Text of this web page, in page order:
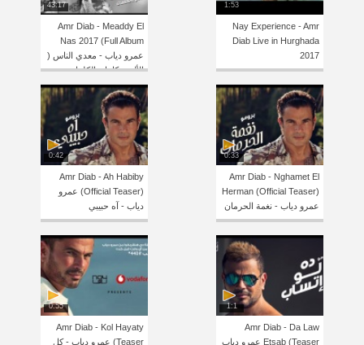
1:53
Nay Experience - Amr
Diab Live in Hurghada
2017
43:17
Amr Diab - Meaddy El
Nas 2017 (Full Album
عمرو دياب - معدي الناس (
الألبوم كامل بالكلمات
0:33
Amr Diab - Nghamet El
Herman (Official Teaser)
عمرو دياب - نغمة الحرمان
0:42
Amr Diab - Ah Habiby
(Official Teaser) عمرو
دياب - آه حبيبي
1:1
Amr Diab - Da Law
Etsab (Teaser عمرو دياب
0:55
Amr Diab - Kol Hayaty
(Teaser عمرو دياب - كل